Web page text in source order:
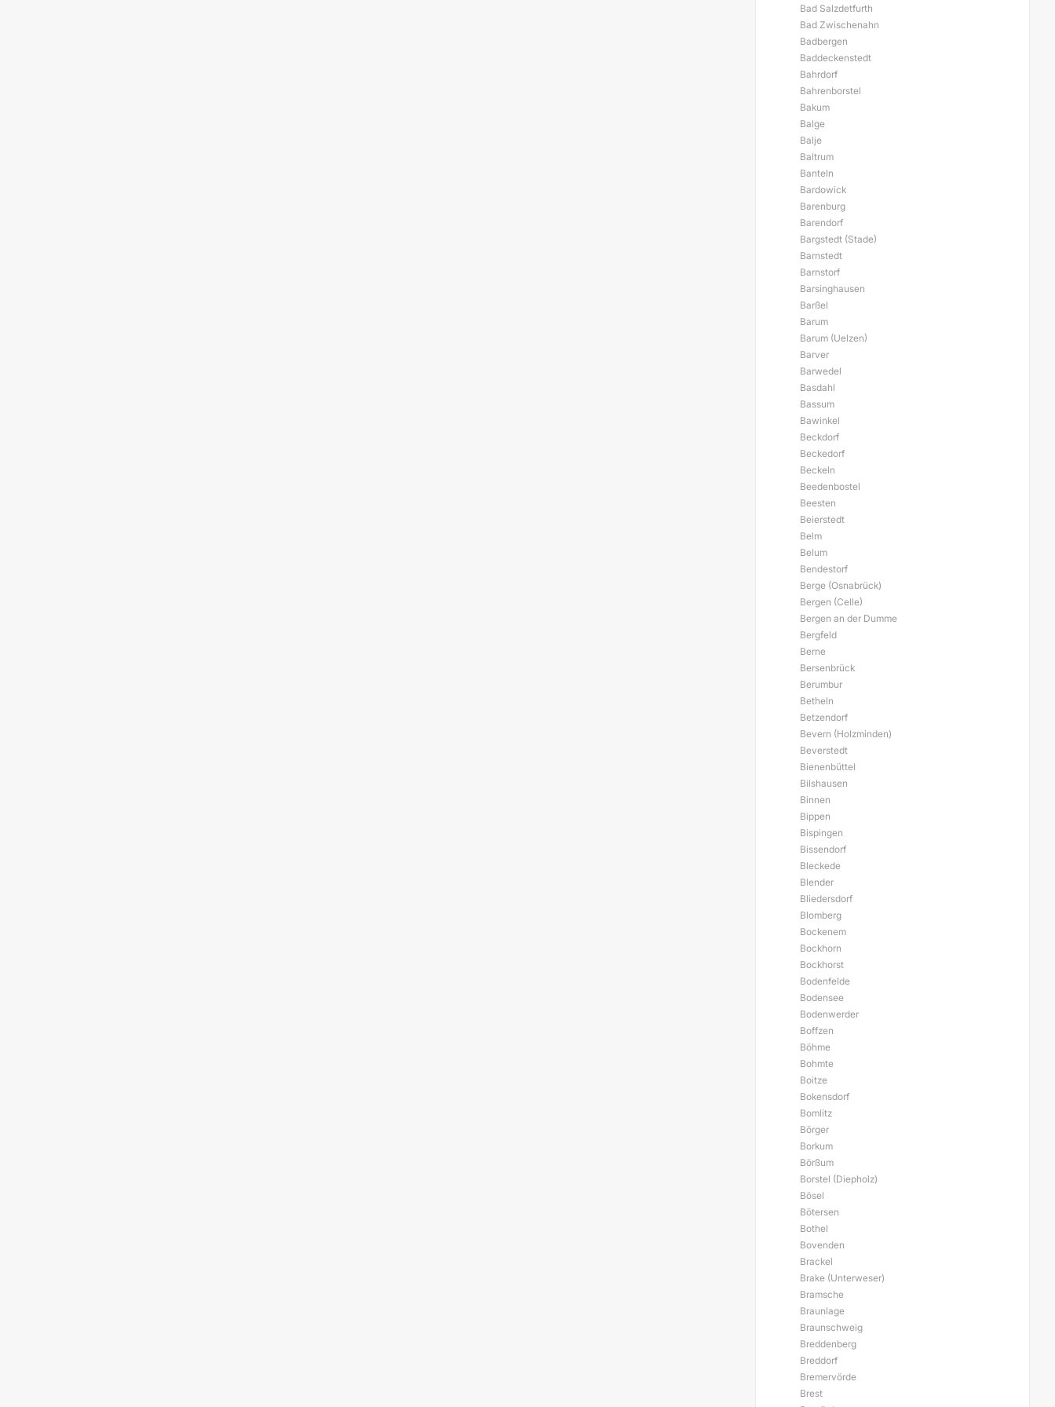
Bad Salzdetfurth
Bad Zwischenahn
Badbergen
Baddeckenstedt
Bahrdorf
Bahrenborstel
Bakum
Balge
Balje
Baltrum
Banteln
Bardowick
Barenburg
Barendorf
Bargstedt (Stade)
Barnstedt
Barnstorf
Barsinghausen
Barßel
Barum
Barum (Uelzen)
Barver
Barwedel
Basdahl
Bassum
Bawinkel
Beckdorf
Beckedorf
Beckeln
Beedenbostel
Beesten
Beierstedt
Belm
Belum
Bendestorf
Berge (Osnabrück)
Bergen (Celle)
Bergen an der Dumme
Bergfeld
Berne
Bersenbrück
Berumbur
Betheln
Betzendorf
Bevern (Holzminden)
Beverstedt
Bienenbüttel
Bilshausen
Binnen
Bippen
Bispingen
Bissendorf
Bleckede
Blender
Bliedersdorf
Blomberg
Bockenem
Bockhorn
Bockhorst
Bodenfelde
Bodensee
Bodenwerder
Boffzen
Böhme
Bohmte
Boitze
Bokensdorf
Bomlitz
Börger
Borkum
Börßum
Borstel (Diepholz)
Bösel
Bötersen
Bothel
Bovenden
Brackel
Brake (Unterweser)
Bramsche
Braunlage
Braunschweig
Breddenberg
Breddorf
Bremervörde
Brest